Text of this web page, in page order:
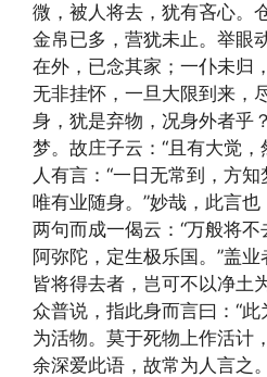
微，被人将去，犹有吝心。
金帛已多，营犹未止。举眼
在外，已念其家；一仆未归
无非挂怀，一旦大限到来，
身，犹是弃物，况身外者乎
梦。故庄子云：“且有大觉
人有言：“一日无常到，方
唯有业随身。”妙哉，此言
两句而成一偈云：“万般将
阿弥陀，定生极乐国。”盖
皆将得去者，岂可不以净土
众普说，指此身而言曰：“
为活物。莫于死物上作活计
余深爱此语，故常为人言之